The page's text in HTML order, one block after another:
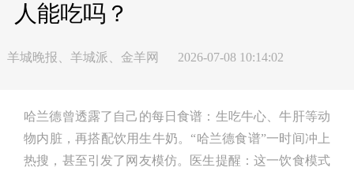
人能吃吗？
羊城晚报、羊城派、金羊网 2026-07-08 10:14:02
哈兰德曾透露了自己的每日食谱：生吃牛心、牛肝等动
物内脏，再搭配饮用生牛奶。“哈兰德食谱”一时间冲上
热搜，甚至引发了网友模仿。医生提醒：这一饮食模式